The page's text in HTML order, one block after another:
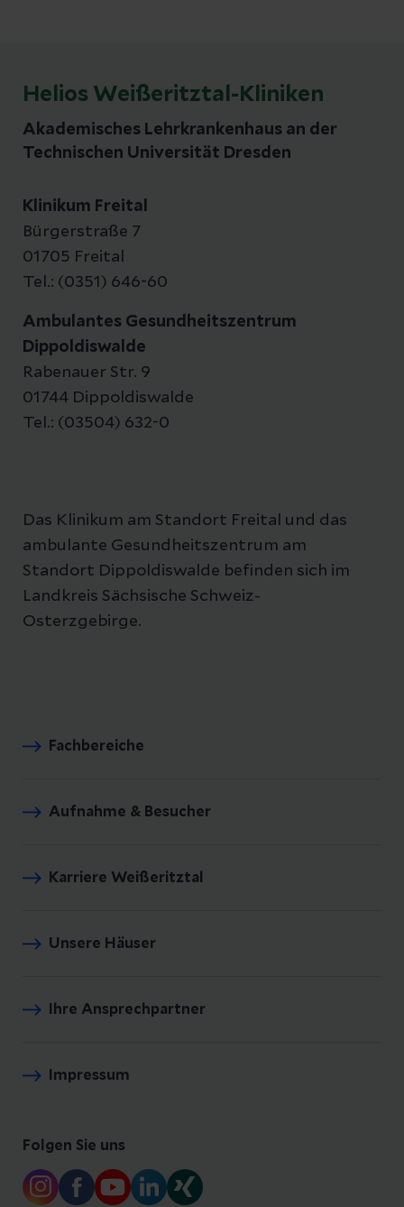
Helios Weißeritztal-Kliniken
Akademisches Lehrkrankenhaus an der
Technischen Universität Dresden
Klinikum Freital
Bürgerstraße 7
01705 Freital
Tel.: (0351) 646-60
Ambulantes Gesundheitszentrum
Dippoldiswalde
Rabenauer Str. 9
01744 Dippoldiswalde
Tel.: (03504) 632-0
Das Klinikum am Standort Freital und das
ambulante Gesundheitszentrum am
Standort Dippoldiswalde befinden sich im
Landkreis Sächsische Schweiz-
Osterzgebirge.
Fachbereiche
Aufnahme & Besucher
Karriere Weißeritztal
Unsere Häuser
Ihre Ansprechpartner
Impressum
Folgen Sie uns